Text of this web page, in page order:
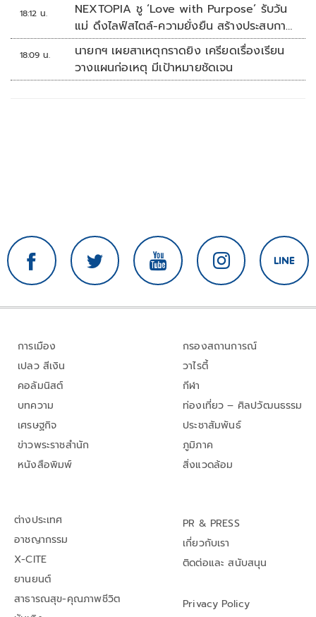
18:12 น.
NEXTOPIA ชู ‘Love with Purpose’ รับวัน
แม่ ดึงไลฟ์สไตล์-ความยั่งยืน สร้างประสบกา
รณ์ช้อปปิงมีความหมาย
18:09 น.
นายกฯ เผยสาเหตุกราดยิง เครียดเรื่องเรียน
วางแผนก่อเหตุ มีเป้าหมายชัดเจน
การเมือง
เปลว สีเงิน
คอลัมนิสต์
บทความ
เศรษฐกิจ
ข่าวพระราชสำนัก
หนังสือพิมพ์
กรองสถานการณ์
วาไรตี้
กีฬา
ท่องเที่ยว – ศิลปวัฒนธรรม
ประชาสัมพันธ์
ภูมิภาค
สิ่งแวดล้อม
ต่างประเทศ
อาชญากรรม
X-CITE
ยานยนต์
สาธารณสุข-คุณภาพชีวิต
PR & PRESS
เกี่ยวกับเรา
ติดต่อและ สนับสนุน
Privacy Policy